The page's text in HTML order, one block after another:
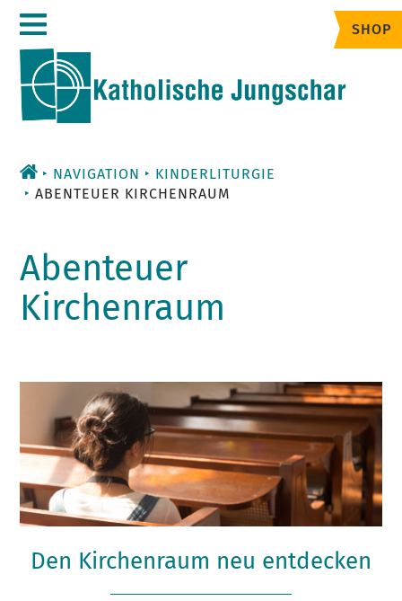
Zum
Inhalt
SHOP
NAVIGATION
KINDERLITURGIE
ABENTEUER KIRCHENRAUM
Abenteuer
Kirchenraum
Den Kirchenraum neu entdecken